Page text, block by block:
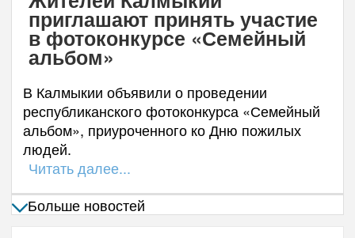
приглашают принять участие
в фотоконкурсе «Семейный
альбом»
В Калмыкии объявили о проведении
республиканского фотоконкурса «Семейный
альбом», приуроченного ко Дню пожилых
людей.
Читать далее...
Больше новостей